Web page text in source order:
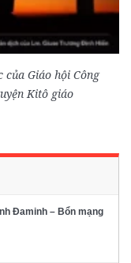
Giáo hội Công
Kitô giáo
Đaminh – Bổn mạng